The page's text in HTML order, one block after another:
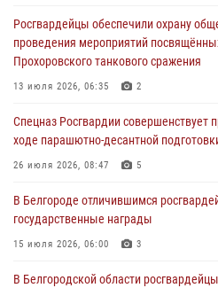
За неделю белгородские
правонарушений
04 августа 2026, 06:03
Сотрудники Росгвардии задержали
товаров из гипермаркета в Белгороде
03 августа 2026, 13:29
«Я расскажу вам о Герое»: история
отставке Виктора Хайрулика (видео)
03 августа 2026, 10:37
Росгвардейцы обеспечили охрану
проведения мероприятий
Прохоровского танкового сражения
13 июля 2026, 06:35 2
Спецназ Росгвардии совершенствует
ходе парашютно-десантной
26 июля 2026, 08:47 5
В Белгороде отличившимся
государственные награды
15 июля 2026, 06:00 3
В Белгородской области